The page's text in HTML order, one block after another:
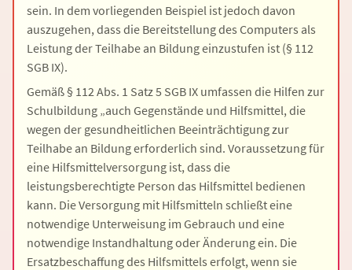
sein. In dem vorliegenden Beispiel ist jedoch davon
auszugehen, dass die Bereitstellung des Computers als
Leistung der Teilhabe an Bildung einzustufen ist (§ 112
SGB IX).
Gemäß § 112 Abs. 1 Satz 5 SGB IX umfassen die Hilfen zur
Schulbildung „auch Gegenstände und Hilfsmittel, die
wegen der gesundheitlichen Beeinträchtigung zur
Teilhabe an Bildung erforderlich sind. Voraussetzung für
eine Hilfsmittelversorgung ist, dass die
leistungsberechtigte Person das Hilfsmittel bedienen
kann. Die Versorgung mit Hilfsmitteln schließt eine
notwendige Unterweisung im Gebrauch und eine
notwendige Instandhaltung oder Änderung ein. Die
Ersatzbeschaffung des Hilfsmittels erfolgt, wenn sie